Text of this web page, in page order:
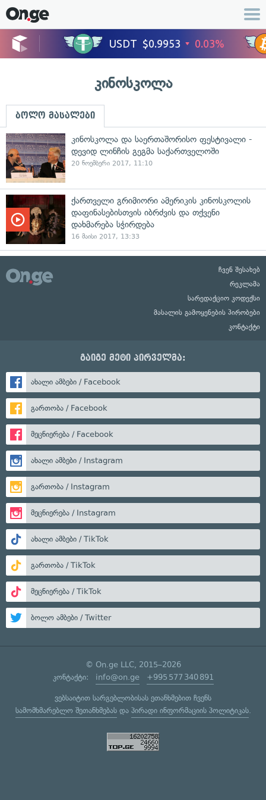
კინოსკოლა
ბოლო მასალები
კინოსკოლა და საერთაშორისო ფესტივალი -
დევიდ ლინჩის გეგმა საქართველოში
20 ნოემბერი 2017, 11:10
ქართველი გრიმიორი ამერიკის კინოსკოლის
დაფინასებისთვის იბრძვის და თქვენი
დახმარება სჭირდება
16 მაისი 2017, 13:33
ჩვენ შესახებ
რეკლამა
სარედაქციო კოდექსი
მასალის გამოყენების პირობები
კონტაქტი
გაიგე მეტი პირველმა:
ახალი ამბები / Facebook
გართობა / Facebook
მეცნიერება / Facebook
ახალი ამბები / Instagram
გართობა / Instagram
მეცნიერება / Instagram
ახალი ამბები / TikTok
გართობა / TikTok
მეცნიერება / TikTok
ბოლო ამბები / Twitter
© On.ge LLC, 2015–2026
კონტაქტი: info@on.ge +995 577 340 891
ვებსაიტით სარგებლობისას ეთანხმებით ჩვენს
სამომხმარებლო შეთანხმებასდა პირადი ინფორმაციის პოლიტიკას.